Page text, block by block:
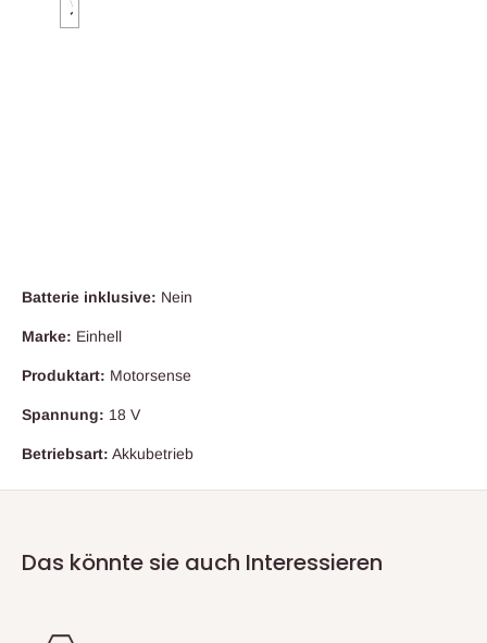
Batterie inklusive: Nein
Marke: Einhell
Produktart: Motorsense
Spannung: 18 V
Betriebsart: Akkubetrieb
Das könnte sie auch Interessieren